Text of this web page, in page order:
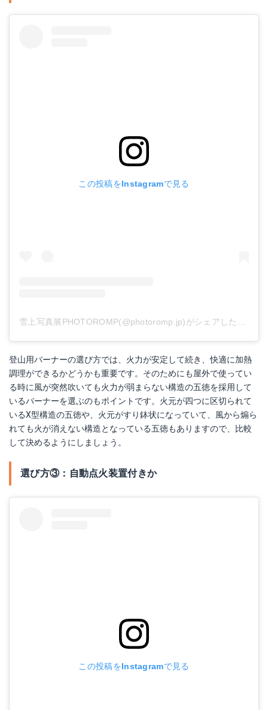
この投稿をInstagramで見る
雪上写真展PHOTOROMP(@photoromp.jp)がシェアした投稿
登山用バーナーの選び方では、火力が安定して続き、快適に加熱
調理ができるかどうかも重要です。そのためにも屋外で使ってい
る時に風が突然吹いても火力が弱まらない構造の五徳を採用して
いるバーナーを選ぶのもポイントです。火元が四つに区切られて
いるX型構造の五徳や、火元がすり鉢状になっていて、風から煽ら
れても火が消えない構造となっている五徳もありますので、比較
して決めるようにしましょう。
選び方③：自動点火装置付きか
この投稿をInstagramで見る